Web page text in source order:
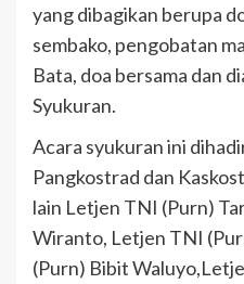
yang dibagikan berupa
sembako, pengobatan
Bata, doa bersama dan
Syukuran.
Acara syukuran ini
Pangkostrad dan
lain Letjen TNI (Purn)
Wiranto, Letjen TNI
(Purn) Bibit